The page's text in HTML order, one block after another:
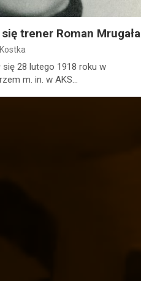
trener Roman Mrugała
się 28 lutego 1918 roku w
m. in. w AKS…